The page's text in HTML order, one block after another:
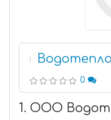
1
0
1. ООО